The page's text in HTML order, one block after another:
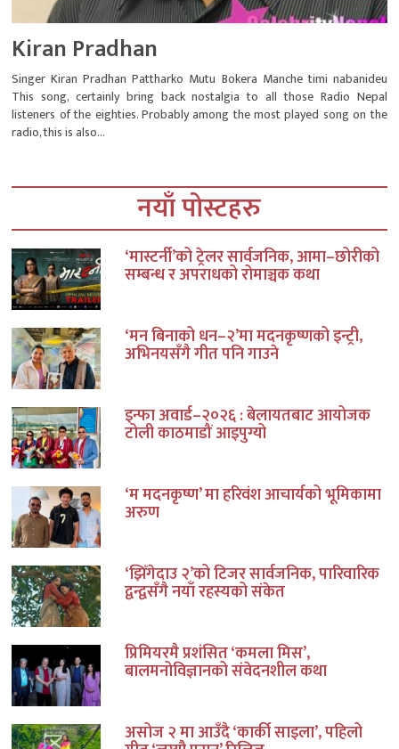
Kiran Pradhan
Singer Kiran Pradhan Pattharko Mutu Bokera Manche timi nabanideu
This song, certainly bring back nostalgia to all those Radio Nepal
listeners of the eighties. Probably among the most played song on the
radio, this is also...
नयाँ पोस्टहरु
‘मास्टर्नी’को ट्रेलर सार्वजनिक, आमा–छोरीको
सम्बन्ध र अपराधको रोमाञ्चक कथा
‘मन बिनाको धन–२’मा मदनकृष्णको इन्ट्री,
अभिनयसँगै गीत पनि गाउने
इन्फा अवार्ड–२०२६ : बेलायतबाट आयोजक
टोली काठमाडौं आइपुग्यो
‘म मदनकृष्ण’ मा हरिवंश आचार्यको भूमिकामा
अरुण
‘झिँगेदाउ २’को टिजर सार्वजनिक, पारिवारिक
द्वन्द्वसँगै नयाँ रहस्यको संकेत
प्रिमियरमै प्रशंसित ‘कमला मिस’,
बालमनोविज्ञानको संवेदनशील कथा
असोज २ मा आउँदै ‘कार्की साइला’, पहिलो